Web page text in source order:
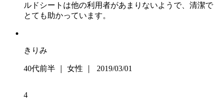
ルドシートは他の利用者があまりないようで、清潔で
とても助かっています。
きりみ
40代前半 ｜ 女性 ｜ 2019/03/01
4